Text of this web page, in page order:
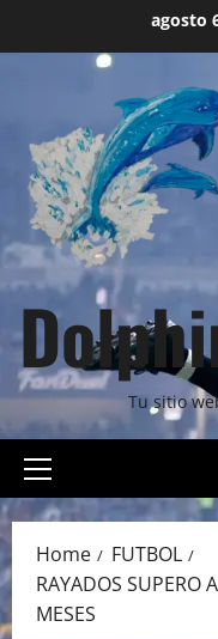
agosto
Tu sitio
Primary
Menu
Home
FUTBOL
RAYADOS SUPERO
MESES